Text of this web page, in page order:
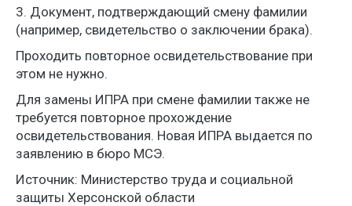
3. Документ, подтверждающий смену фамилии
(например, свидетельство о заключении брака).
Проходить повторное освидетельствование при
этом не нужно.
Для замены ИПРА при смене фамилии также не
требуется повторное прохождение
освидетельствования. Новая ИПРА выдается по
заявлению в бюро МСЭ.
Источник: Министерство труда и социальной
защиты Херсонской области